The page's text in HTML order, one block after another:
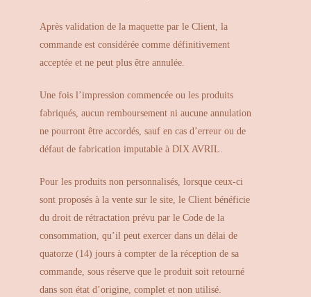
Après validation de la maquette par le Client, la
commande est considérée comme définitivement
acceptée et ne peut plus être annulée.
Une fois l’impression commencée ou les produits
fabriqués, aucun remboursement ni aucune annulation
ne pourront être accordés, sauf en cas d’erreur ou de
défaut de fabrication imputable à DIX AVRIL.
Pour les produits non personnalisés, lorsque ceux-ci
sont proposés à la vente sur le site, le Client bénéficie
du droit de rétractation prévu par le Code de la
consommation, qu’il peut exercer dans un délai de
quatorze (14) jours à compter de la réception de sa
commande, sous réserve que le produit soit retourné
dans son état d’origine, complet et non utilisé.